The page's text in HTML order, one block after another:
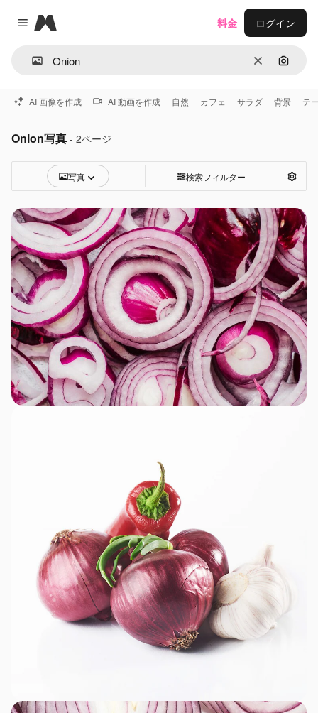
Close menu
Magnific
消去 画像で
料金 ログイン
AI 画像を作成 AI 動画を作成 自然 カフェ サラダ 背景 テ
Onion写真 - 2ページ
写真 検索フィルター